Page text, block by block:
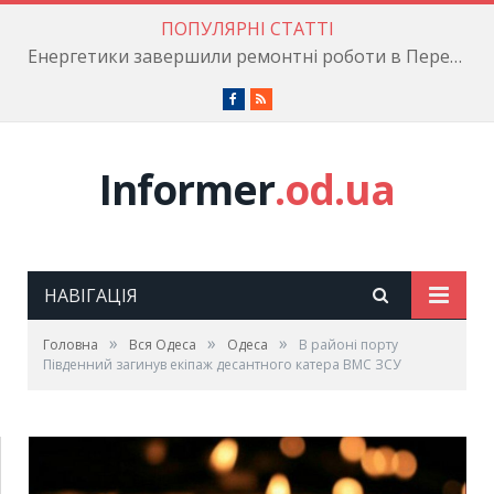
ПОПУЛЯРНІ СТАТТІ
Енергетики завершили ремонтні роботи в Пересипському районі
Facebook
RSS
Informer.od.ua
НАВІГАЦІЯ
Головна » Вся Одеса » Одеса »
В районі порту
Південний загинув екіпаж десантного катера ВМС ЗСУ